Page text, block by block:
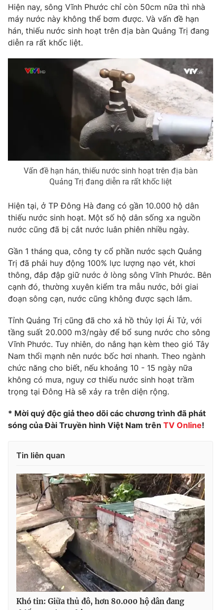
Khán giả
Giải sao mai
Sao
Du lịch
Làm đẹp
Chất lượng cuộc sống
Giáo dục
Tuyển sinh
Công nghệ
Hitech Công nghệ tương lai
Giao lưu trực tuyến
Podcast
Infographic
Video Shorts video
VTV Sức khoẻ Bất động sản
Thị trường 24h Tấm lòng Việt
VTV4 Vươn mình bằng AI
VTV9 VTV8
Liên hệ tòa soạn English
Theo dõi báo trên
Cơ quan chủ quản:Đài Truyền hình Việt Nam
Cơ quan báo chí:
Thời báo VTV
Giấy phép hoạt động báo in và báo điện tử số 483/GP-BTTTT
cấp ngày 29/12/2023
Tổng Biên tập:Vũ Thanh Thủy
Phó Tổng Biên tập:Nguyễn Thị Mỹ Hạnh, Phạm Quốc Thắng,
Nguyễn Trọng Ninh
Tổng đài VTV:024.38 355 931 - 024.38 355 932
Hiện nay, sông Vĩnh Phước chỉ còn 50cm nữa thì nhà
máy nước này không thể bơm được. Và vấn đề hạn
hán, thiếu nước sinh hoạt trên địa bàn Quảng Trị đang
diễn ra rất khốc liệt.
Vấn đề hạn hán, thiếu nước sinh hoạt trên địa bàn
Quảng Trị đang diễn ra rất khốc liệt
Hiện tại, ở TP Đông Hà đang có gần 10.000 hộ dân
thiếu nước sinh hoạt. Một số hộ dân sống xa nguồn
nước cũng đã bị cắt nước luân phiên nhiều ngày.
Gần 1 tháng qua, công ty cổ phần nước sạch Quảng
Trị đã phải huy động 100% lực lượng nạo vét, khơi
thông, đắp đập giữ nước ở lòng sông Vĩnh Phước. Bên
cạnh đó, thường xuyên kiểm tra mẫu nước, bởi giai
đoạn sông cạn, nước cũng không được sạch lắm.
Tỉnh Quảng Trị cũng đã cho xả hồ thủy lợi Ái Tử, với
tầng suất 20.000 m3/ngày để bổ sung nước cho sông
Vĩnh Phước. Tuy nhiên, do nắng hạn kèm theo gió Tây
Nam thổi mạnh nên nước bốc hơi nhanh. Theo ngành
chức năng cho biết, nếu khoảng 10 - 15 ngày nữa
không có mưa, nguy cơ thiếu nước sinh hoạt trầm
trọng tại Đông Hà sẽ xảy ra trên diện rộng.
* Mời quý độc giả theo dõi các chương trình đã phát
sóng của Đài Truyền hình Việt Nam trên TV Online!
Tin liên quan
Khó tin: Giữa thủ đô, hơn 80.000 hộ dân đang